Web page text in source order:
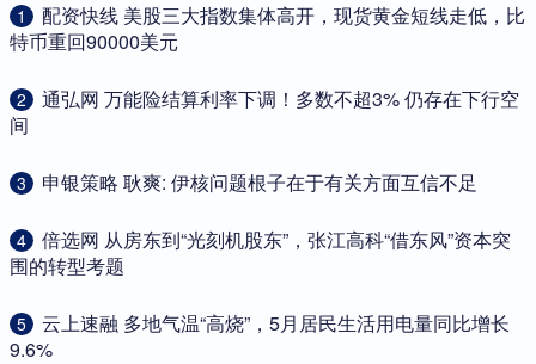
1
​配资快线 美股三大指数集体高开，现货黄金短线走低，比
特币重回90000美元
2
​通弘网 万能险结算利率下调！多数不超3% 仍存在下行空
间
3 ​申银策略 耿爽: 伊核问题根子在于有关方面互信不足
4
​倍选网 从房东到“光刻机股东”，张江高科“借东风”资本突
围的转型考题
5
​云上速融 多地气温“高烧”，5月居民生活用电量同比增长
9.6%